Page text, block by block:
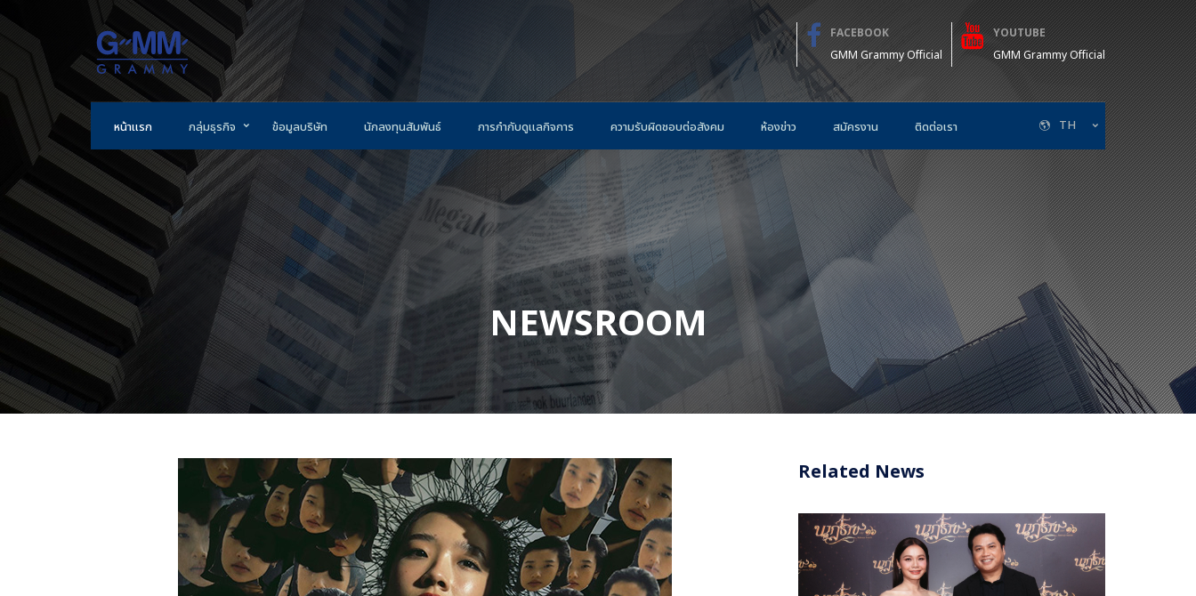
FACEBOOK
GMM Grammy Official
YOUTUBE
GMM Grammy Official
หน้าแรก กลุ่มธุรกิจ ข้อมูลบริษัท นักลงทุนสัมพันธ์ การกำกับดูแลกิจการ ความรับผิดชอบต่อสังคม ห้องข่าว สมัครงาน ติดต่อเรา TH
NEWSROOM
Related News